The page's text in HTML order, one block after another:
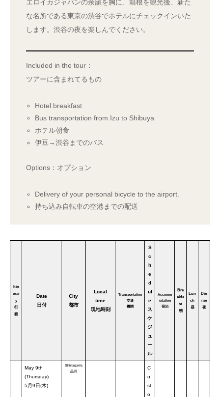
エロイカジャパンの余韻を胸に、箱根を観光後、新た
な名所である東京の渋谷でホテルにチェックインいた
します。渋谷の夜を楽しんでください。
Included in the tour：
ツアーに含まれてるもの
Hotel breakfast
Bus transportation from Izu to Shibuya
ホテル朝食
伊豆→渋谷までのバス
Options：オプション
Delivery of your personal bicycle to the airport.
持ち込み自転車の空港までの配送
Itin
erar
y
行
程
Date
日付
City
都市
Local
time
現地時刻
Transportation
交通
機関
S
c
h
e
d
ul
e
ス
ケ
ジ
ュ
ー
ル
Accomm
odation
宿泊
Bre
akfa
st
朝
Lun
ch
昼
Din
ner
夜
May 9th
(Thursday)
5月9日(木)
Shinagawa
品川
C
u
st
o